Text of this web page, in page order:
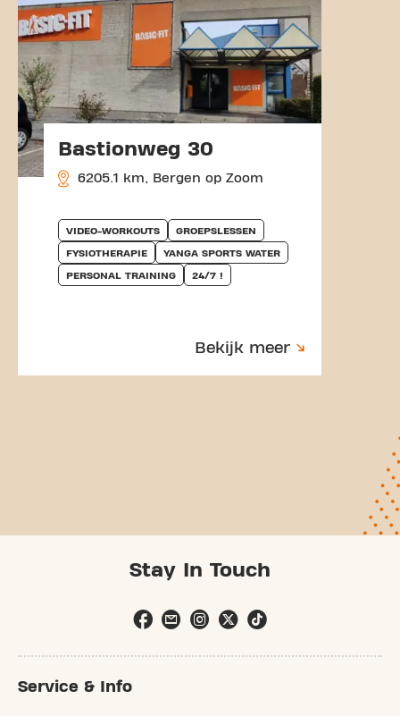
Bastionweg 30
6205.1 km, Bergen op Zoom
VIDEO-WORKOUTS GROEPSLESSEN
FYSIOTHERAPIE YANGA SPORTS WATER
PERSONAL TRAINING 24/7 !
Bekijk meer
Stay In Touch
Service & Info